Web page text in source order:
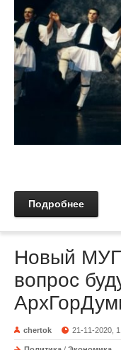
Подробнее
Новый МУП
вопрос
chertok 21-11-2020,